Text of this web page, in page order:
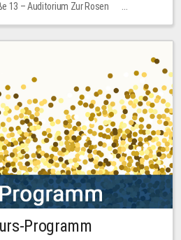
13 – Auditorium Zur Rosen
Programm